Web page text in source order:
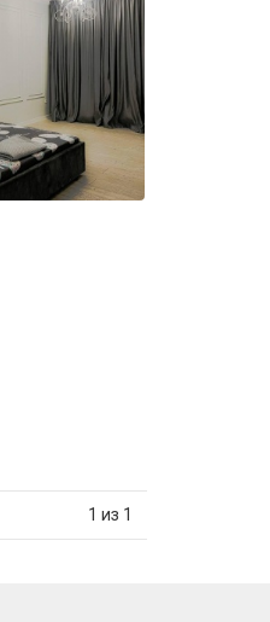
1 из 1